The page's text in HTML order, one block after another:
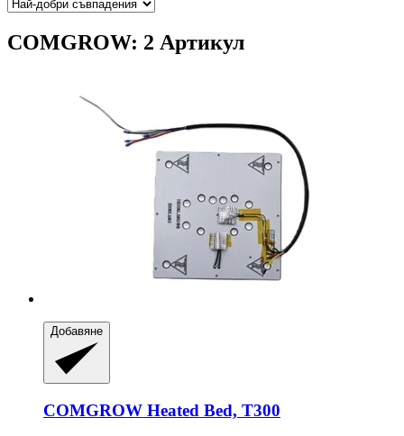
COMGROW: 2 Артикул
Добавяне
COMGROW Heated Bed, T300